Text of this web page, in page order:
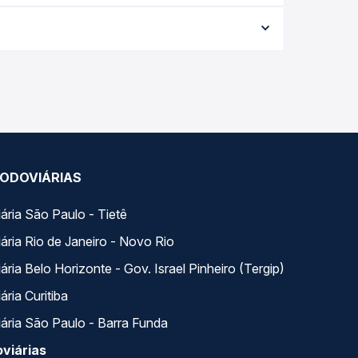
oferta para o seu roteiro.
São Paulo - Tietê
Rio de Janeiro - Novo Rio
Belo Horizonte - Gov. Israel Pinheiro (Tergip)
Curitiba
São Paulo - Barra Funda